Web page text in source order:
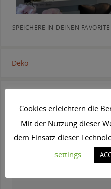
SPEICHERE IN DEINEN
Deko
Schreibe einen
Deine E-Mail-Adresse wird nicht
mit*markiert
*
Cookies erleichtern die
Mit der Nutzung dieser
dem Einsatz dieser
settings